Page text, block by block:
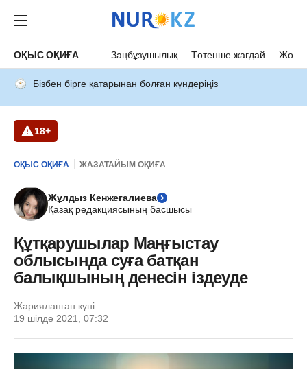
ОҚЫС ОҚИҒА Заңбұзушылық Төтенше жағдай Жол
Бізбен бірге қатарынан болған күндеріңіз
18+
ОҚЫС ОҚИҒА ЖАЗАТАЙЫМ ОҚИҒА
Жұлдыз Кенжегалиева
Қазақ редакциясының басшысы
Құтқарушылар Маңғыстау
облысында суға батқан
балықшының денесін іздеуде
Жарияланған күні:
19 шілде 2021, 07:32